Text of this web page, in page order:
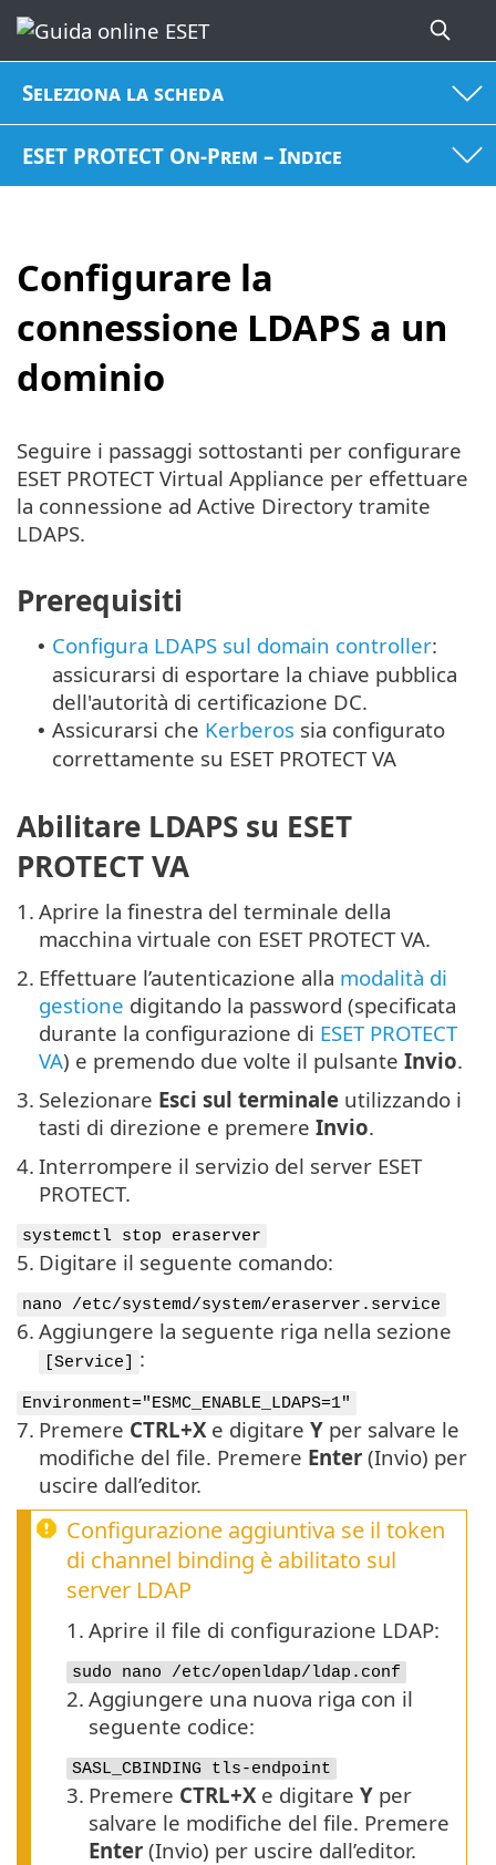
Seleziona la scheda
ESET PROTECT On-Prem – Indice
Configurare la
connessione LDAPS a un
dominio
Seguire i passaggi sottostanti per configurare
ESET PROTECT Virtual Appliance per effettuare
la connessione ad Active Directory tramite
LDAPS.
Prerequisiti
• Configura LDAPS sul domain controller:
assicurarsi di esportare la chiave pubblica
dell'autorità di certificazione DC.
• Assicurarsi che Kerberos sia configurato
correttamente su ESET PROTECT VA
Abilitare LDAPS su ESET
PROTECT VA
1. Aprire la finestra del terminale della
macchina virtuale con ESET PROTECT VA.
2. Effettuare l’autenticazione alla modalità di
gestione digitando la password (specificata
durante la configurazione di ESET PROTECT
VA) e premendo due volte il pulsante Invio.
3. Selezionare Esci sul terminale utilizzando i
tasti di direzione e premere Invio.
4. Interrompere il servizio del server ESET
PROTECT.
systemctl stop eraserver
5. Digitare il seguente comando:
nano /etc/systemd/system/eraserver.service
6. Aggiungere la seguente riga nella sezione
[Service] :
Environment="ESMC_ENABLE_LDAPS=1"
7. Premere CTRL+X e digitare Y per salvare le
modifiche del file. Premere Enter (Invio) per
uscire dall’editor.
Configurazione aggiuntiva se il token
di channel binding è abilitato sul
server LDAP
1. Aprire il file di configurazione LDAP:
sudo nano /etc/openldap/ldap.conf
2. Aggiungere una nuova riga con il
seguente codice:
SASL_CBINDING tls-endpoint
3. Premere CTRL+X e digitare Y per
salvare le modifiche del file. Premere
Enter (Invio) per uscire dall’editor.